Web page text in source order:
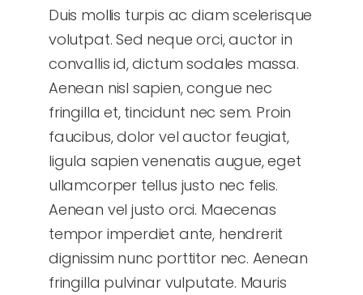
Duis mollis turpis ac diam scelerisque
volutpat. Sed neque orci, auctor in
convallis id, dictum sodales massa.
Aenean nisl sapien, congue nec
fringilla et, tincidunt nec sem. Proin
faucibus, dolor vel auctor feugiat,
ligula sapien venenatis augue, eget
ullamcorper tellus justo nec felis.
Aenean vel justo orci. Maecenas
tempor imperdiet ante, hendrerit
dignissim nunc porttitor nec. Aenean
fringilla pulvinar vulputate. Mauris